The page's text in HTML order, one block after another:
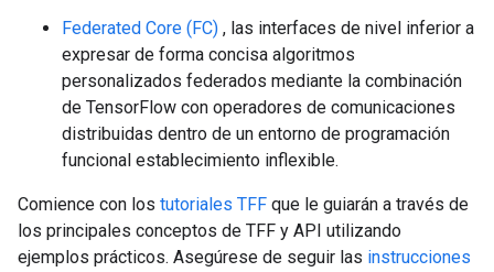
Federated Core (FC) , las interfaces de nivel inferior a
expresar de forma concisa algoritmos
personalizados federados mediante la combinación
de TensorFlow con operadores de comunicaciones
distribuidas dentro de un entorno de programación
funcional establecimiento inflexible.
Comience con los tutoriales TFF que le guiarán a través de
los principales conceptos de TFF y API utilizando
ejemplos prácticos. Asegúrese de seguir las instrucciones